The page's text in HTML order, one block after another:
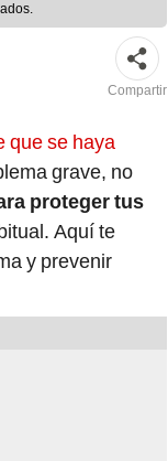
Compartir
que se haya
grave, no
proteger tus
Aquí te
y prevenir